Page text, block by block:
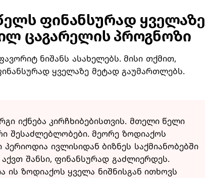
ფინანსურად ყველაზე
ცაგარელის პროგნოზი
ნიშანს ასახელებს. მისი თქმით,
ყველაზე მეტად გაუმართლებს.
იქნება კირჩხიბებისთვის. მთელი წელი
შესაძლებლობები. მეორე ზოდიაქოს
ივლისიდან ბიზნეს საქმიანობებში
შანსი, ფინანსურად გაძლიერდეს.
ის ზოდიაქოს ყველა ნიშნისგან ითხოვს